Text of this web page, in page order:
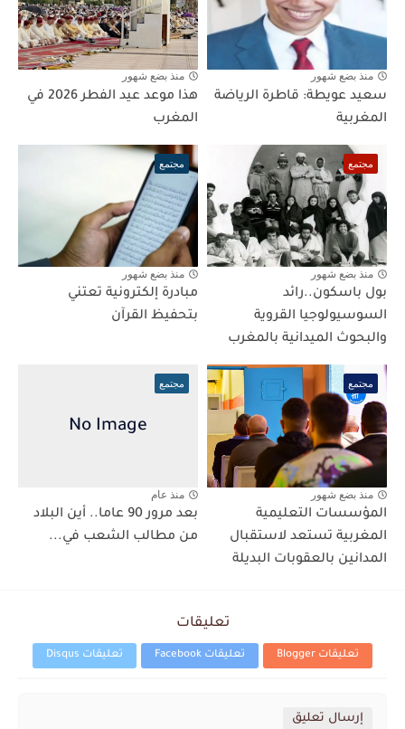
منذ بضع شهور
سعيد عويطة: قاطرة الرياضة
المغربية
منذ بضع شهور
هذا موعد عيد الفطر 2026 في
المغرب
مجتمع
منذ بضع شهور
بول باسكون..رائد
السوسيولوجيا القروية
والبحوث الميدانية بالمغرب
مجتمع
منذ بضع شهور
مبادرة إلكترونية تعتني
بتحفيظ القرآن
مجتمع
منذ بضع شهور
المؤسسات التعليمية
المغربية تستعد لاستقبال
المدانين بالعقوبات البديلة
مجتمع
منذ عام
بعد مرور 90 عاما.. أين البلاد
من مطالب الشعب في...
تعليقات
تعليقات Blogger تعليقات Facebook تعليقات Disqus
إرسال تعليق